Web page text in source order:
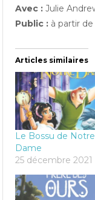
Avec :Julie
Public : à partir de
Articles similaires
Le Bossu de
Dame
25 décembre 2021